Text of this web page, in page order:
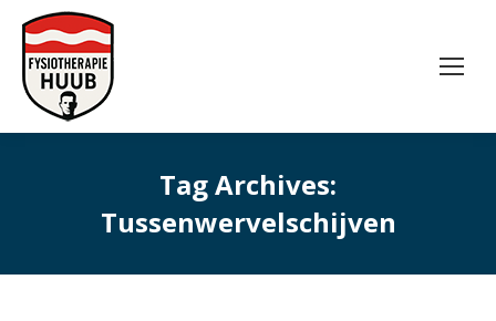
Tag Archives:
Tussenwervelschijven